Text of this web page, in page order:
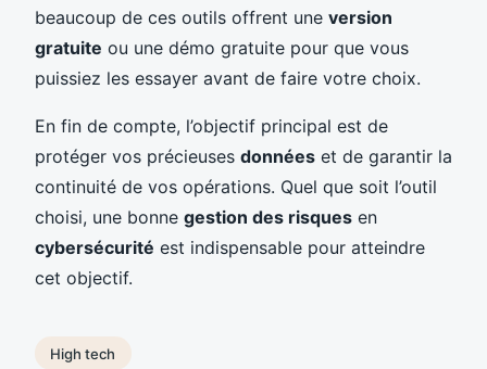
beaucoup de ces outils offrent une version
gratuite ou une démo gratuite pour que vous
puissiez les essayer avant de faire votre choix.
En fin de compte, l’objectif principal est de
protéger vos précieuses données et de garantir la
continuité de vos opérations. Quel que soit l’outil
choisi, une bonne gestion des risques en
cybersécurité est indispensable pour atteindre
cet objectif.
High tech